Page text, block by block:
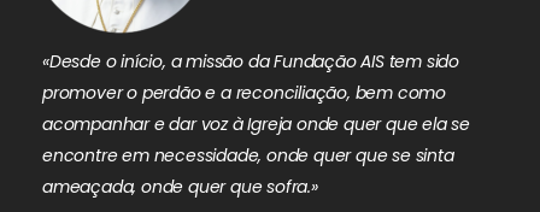
«Desde o início, a missão da Fundação AIS tem sido
promover o perdão e a reconciliação, bem como
acompanhar e dar voz à Igreja onde quer que ela se
encontre em necessidade, onde quer que se sinta
ameaçada, onde quer que sofra.»